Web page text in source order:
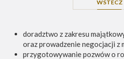
WSTECZ
doradztwo z zakresu
oraz prowadzenie negocjacji z
przygotowywanie pozwów o